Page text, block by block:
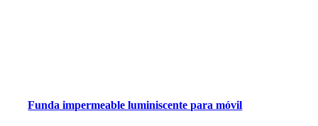
Funda impermeable luminiscente para móvil